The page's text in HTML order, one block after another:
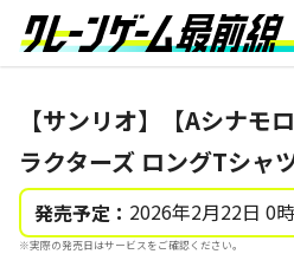
【サンリオ】【Aシナモ
ラクターズ ロングTシャ
発売予定： 2026年2月22日 0時
※実際の発売日はサービスをご確認ください。